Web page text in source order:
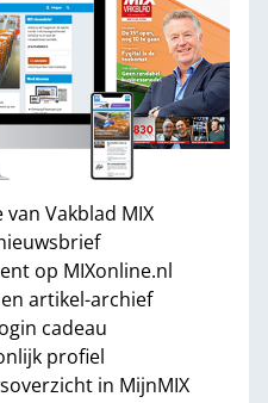
Vakblad MIX
op MIXonline.nl
artikel-archief
cadeau
profiel
in MijnMIX